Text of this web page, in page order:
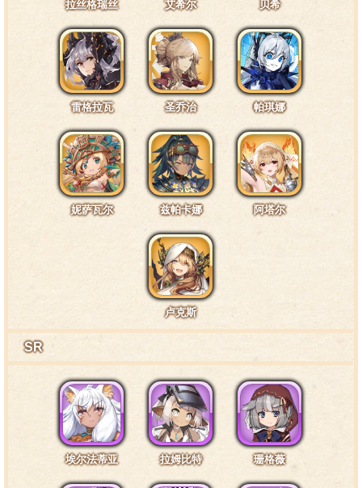
特训4阶段台词1·头部3
我这毛色在仓鼠族中好像很少见……但我也不怎么在
意这种事。
特训4阶段台词2·面部3
眼镜这种小道具，虽然看着平平无奇，却是人们为了
弥补自身生理缺陷，凝聚了无数人智慧的结晶，跨时代的
特训4阶段台词3·口袋2
啊，是口袋里的东西，谢谢你捡了还给我……废品？
说什么呢，剧团长，这可是很重要的零部件好吧！
拉丝格瑞丝 艾希尔 贝希
雷格拉瓦 圣乔治 帕琪娜
妮萨瓦尔 兹帕卡娜 阿塔尔
卢克斯
SR
埃尔法蒂亚 拉姆比特 珊格薇